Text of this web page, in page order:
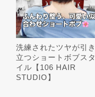
洗練されたツヤが引き
立つショートボブスタ
イル【106 HAIR
STUDIO】